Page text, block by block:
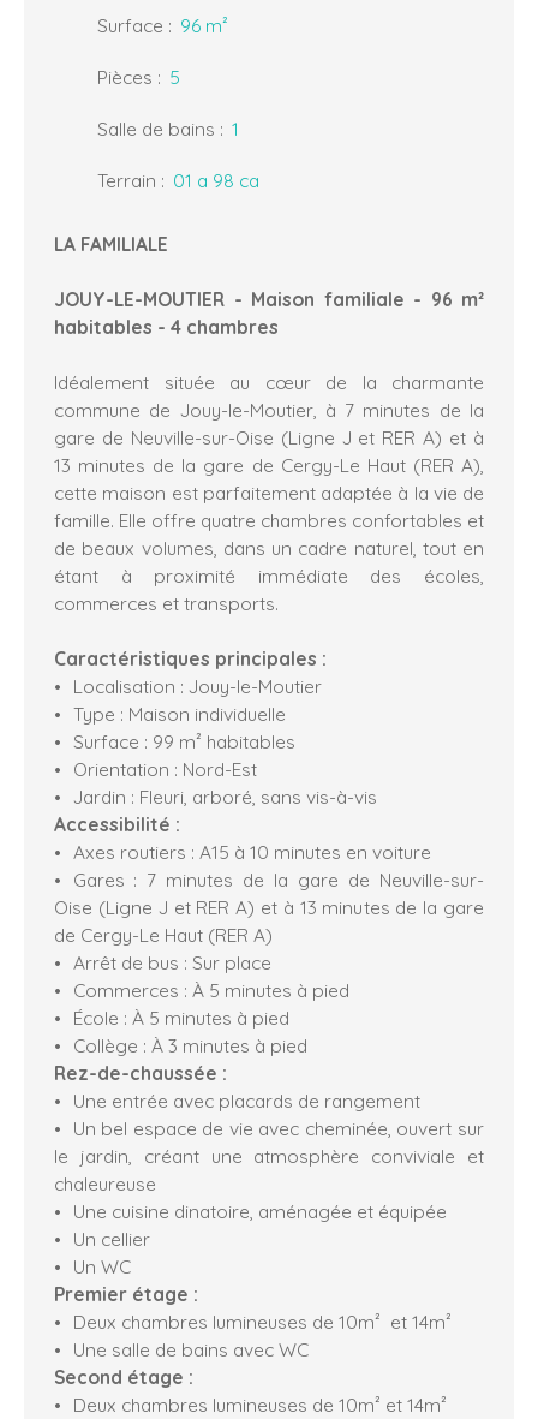
Surface : 96 m²
Pièces : 5
Salle de bains : 1
Terrain : 01 a 98 ca
LA FAMILIALE
JOUY-LE-MOUTIER - Maison familiale - 96 m²
habitables - 4 chambres
Idéalement située au cœur de la charmante
commune de Jouy-le-Moutier, à 7 minutes de la
gare de Neuville-sur-Oise (Ligne J et RER A) et à
13 minutes de la gare de Cergy-Le Haut (RER A),
cette maison est parfaitement adaptée à la vie de
famille. Elle offre quatre chambres confortables et
de beaux volumes, dans un cadre naturel, tout en
étant à proximité immédiate des écoles,
commerces et transports.
Caractéristiques principales :
Localisation : Jouy-le-Moutier
Type : Maison individuelle
Surface : 99 m² habitables
Orientation : Nord-Est
Jardin : Fleuri, arboré, sans vis-à-vis
Accessibilité :
Axes routiers : A15 à 10 minutes en voiture
Gares : 7 minutes de la gare de Neuville-sur-
Oise (Ligne J et RER A) et à 13 minutes de la gare
de Cergy-Le Haut (RER A)
Arrêt de bus : Sur place
Commerces : À 5 minutes à pied
École : À 5 minutes à pied
Collège : À 3 minutes à pied
Rez-de-chaussée :
Une entrée avec placards de rangement
Un bel espace de vie avec cheminée, ouvert sur
le jardin, créant une atmosphère conviviale et
chaleureuse
Une cuisine dinatoire, aménagée et équipée
Un cellier
Un WC
Premier étage :
Deux chambres lumineuses de 10m² et 14m²
Une salle de bains avec WC
Second étage :
Deux chambres lumineuses de 10m² et 14m²